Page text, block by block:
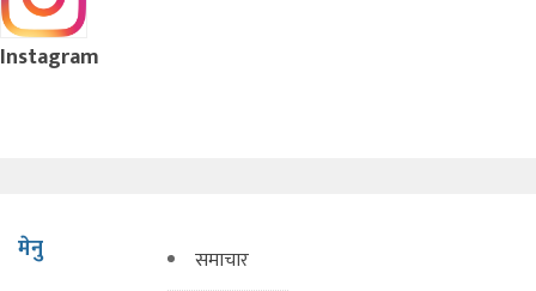
Instagram
मेनु
समाचार